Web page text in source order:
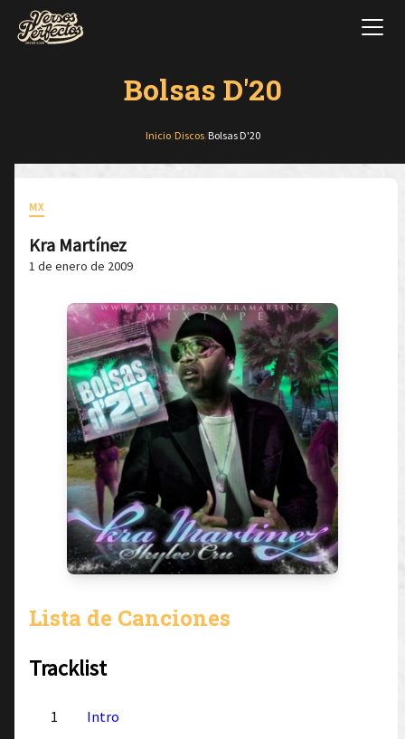
Bolsas D'20
Inicio/ Discos/ Bolsas D'20
MX
Kra Martínez
1 de enero de 2009
Lista de Canciones
Tracklist
1 Intro